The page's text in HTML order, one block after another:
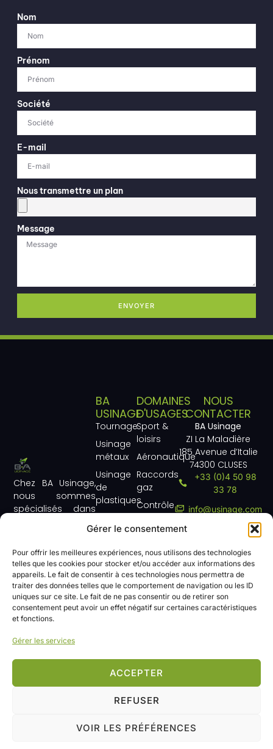
Gérer le consentement
Pour offrir les meilleures expériences, nous utilisons des technologies
telles que les cookies pour stocker et/ou accéder aux informations des
appareils. Le fait de consentir à ces technologies nous permettra de
traiter des données telles que le comportement de navigation ou les ID
uniques sur ce site. Le fait de ne pas consentir ou de retirer son
consentement peut avoir un effet négatif sur certaines caractéristiques
et fonctions.
Gérer les services
ACCEPTER
REFUSER
VOIR LES PRÉFÉRENCES
Nom
Prénom
Société
E-mail
Nous transmettre un plan
Message
ENVOYER
Chez BA Usinage,
nous sommes
spécialisés dans
précision et le
décolletage,
offrant des
solutions
innovantes et
fiables pour une
multitude de
secteurs
industriels. Notre
savoir-faire nous
répondre aux
DOMAINES
D'USAGES
Sport &
loisirs
Aéronautique
Raccords
gaz
Contrôle
Mobilité
douce
et bien
plus
encore !
BA
USINAGE
Tournage
Usinage
métaux
Usinage
de
plastiques
d'activités
Notre
histoire
Nous
contacter
NOUS
CONTACTER
BA Usinage
ZI La Maladière
185 Avenue d’Italie
74300 CLUSES
+33 (0)4 50 98
33 78
info@usinage.com
Nous contacter